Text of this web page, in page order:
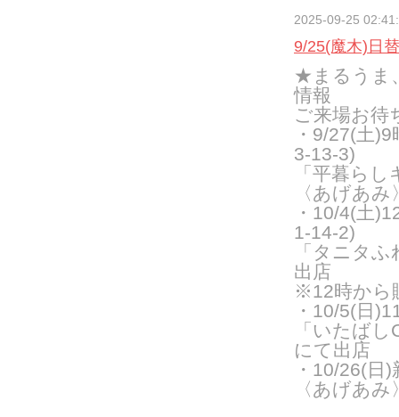
2025-09-25
9/25(魔木)日
★まるうま
情報
ご来場お待
・ 9/27(土)9
3-13-3)
「平暮ら
〈あげあ
・10/4(土
1-14-2)
「タニタ
出店
※12時から
・10/5(日
「いたば
にて出店
・10/26(日
〈あげあ